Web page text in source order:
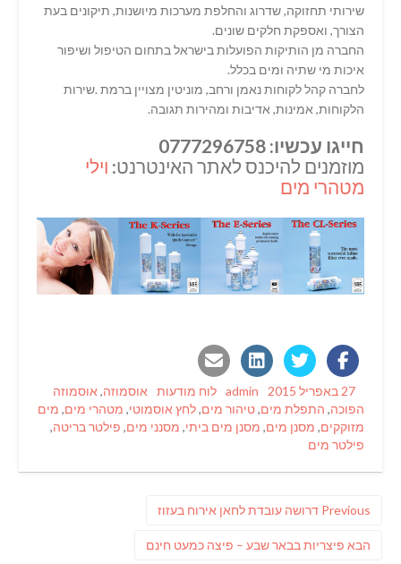
שירותי תחזוקה, שדרוג והחלפת מערכות מיושנות, תיקונים בעת
הצורך, ואספקת חלקים שונים.
החברה מן הותיקות הפועלות בישראל בתחום הטיפול ושיפור
איכות מי שתיה ומים בכלל.
לחברה קהל לקוחות נאמן ורחב, מוניטין מצויין ברמת .שירות
הלקוחות, אמינות, אדיבות ומהירות תגובה.
חייגו עכשיו: 0777296758
מוזמנים להיכנס לאתר האינטרנט: וילי
מטהרי מים
Posted
on
27 באפריל 2015 Author
admin
Categories
לוח מודעות Tags
אוסמוזה, אוסמוזה
הפוכה, התפלת מים,טיהור מים,לחץ אוסמוטי, מטהרי מים, מים
מזוקקים, מסנן מים, מסנן מים ביתי, מסנני מים, פילטר בריטה,
פילטר מים
Previous
Previous
דרושה עובדת לחאן אירוח בעזוז
הבא פוסט
פיצריות בבאר שבע – פיצה כמעט חינם